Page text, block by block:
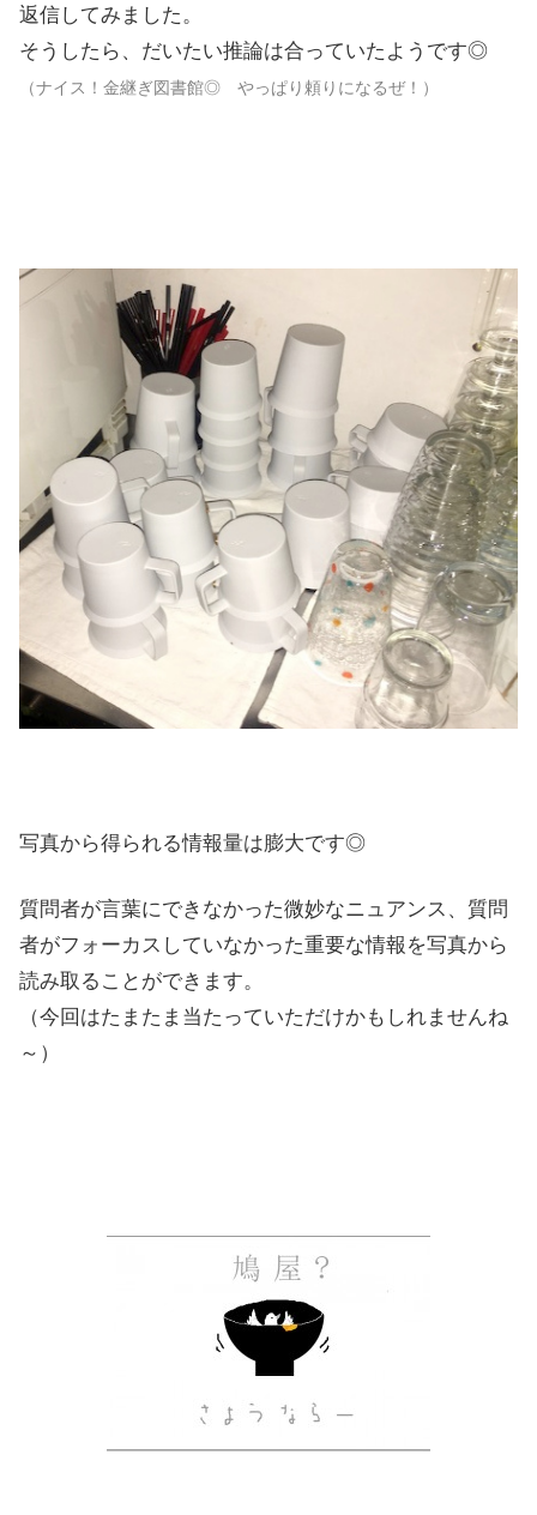
返信してみました。
そうしたら、だいたい推論は合っていたようです◎
（ナイス！金継ぎ図書館◎ やっぱり頼りになるぜ！）
写真から得られる情報量は膨大です◎
質問者が言葉にできなかった微妙なニュアンス、質問
者がフォーカスしていなかった重要な情報を写真から
読み取ることができます。
（今回はたまたま当たっていただけかもしれませんね
～）